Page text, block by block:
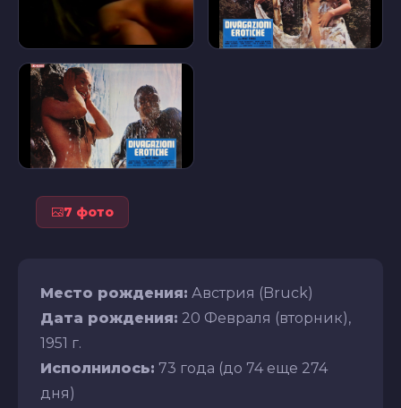
7 фото
Место рождения: Австрия (Bruck)
Дата рождения: 20 Февраля (вторник),
1951 г.
Исполнилось: 73 года (до 74 еще 274
дня)